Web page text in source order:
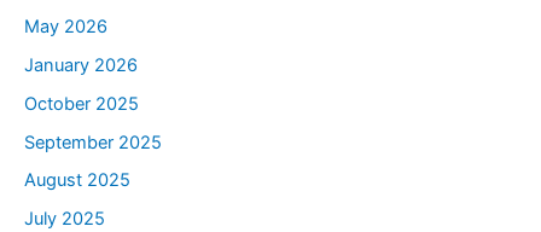
May 2026
January 2026
October 2025
September 2025
August 2025
July 2025